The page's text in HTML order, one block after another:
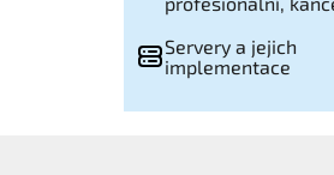
Servery a jejich
implementace